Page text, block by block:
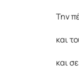
Την
και
και